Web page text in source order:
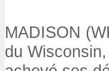
MADISON
du